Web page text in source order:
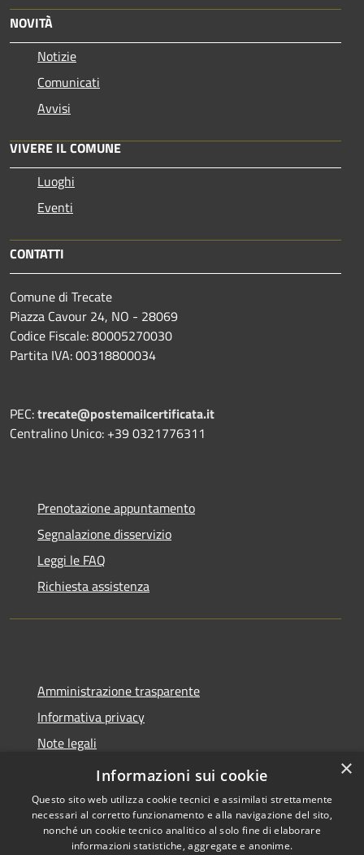
NOVITÀ
Notizie
Comunicati
Avvisi
VIVERE IL COMUNE
Luoghi
Eventi
CONTATTI
Comune di Trecate
Piazza Cavour 24, NO - 28069
Codice Fiscale: 80005270030
Partita IVA: 00318800034
PEC:trecate@postemailcertificata.it
Centralino Unico: +39 0321776311
Prenotazione appuntamento
Segnalazione disservizio
Leggi le FAQ
Richiesta assistenza
Amministrazione trasparente
Informativa privacy
Note legali
Dichiarazione di accessibilità
Copyright © 2026 • Comune di
×
Informazioni sui cookie
Questo sito web utilizza cookie tecnici e assimilati strettamente
necessari al corretto funzionamento e alla navigazione del sito,
nonché un cookie tecnico analitico al solo fine di elaborare
informazioni statistiche, aggregate e anonime.